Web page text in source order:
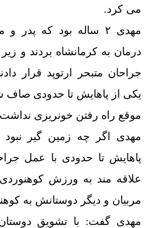
می کرد.
مهدی ۲ ساله بود که
درمان به کرمانشاه بردند و
جراحان متبحر ارتوپد قرار
یکی از پاهایش تا حدودی صاف
موقع راه رفتن خونریزی
مهدی اگر چه زمین گیر
پاهایش تا حدودی با عمل
علاقه مند به ورزش
مربیان و دیگر دوستانش به
مهدی گفت: با تشویق